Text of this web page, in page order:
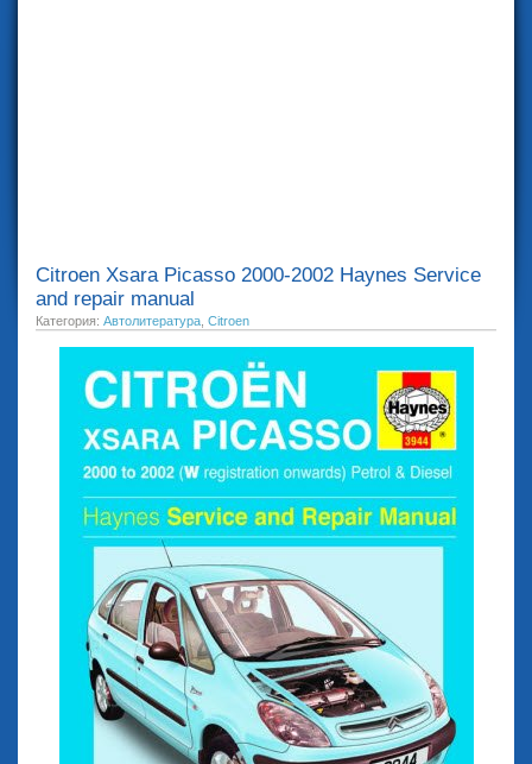
Citroen Xsara Picasso 2000-2002 Haynes Service
and repair manual
Категория: Автолитература Citroen